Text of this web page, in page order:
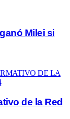
Milei si
de la Red